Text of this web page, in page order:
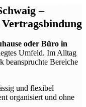
–
oder Büro in
Umfeld. Im Alltag
beanspruchte Bereiche
und flexibel
organisiert und ohne